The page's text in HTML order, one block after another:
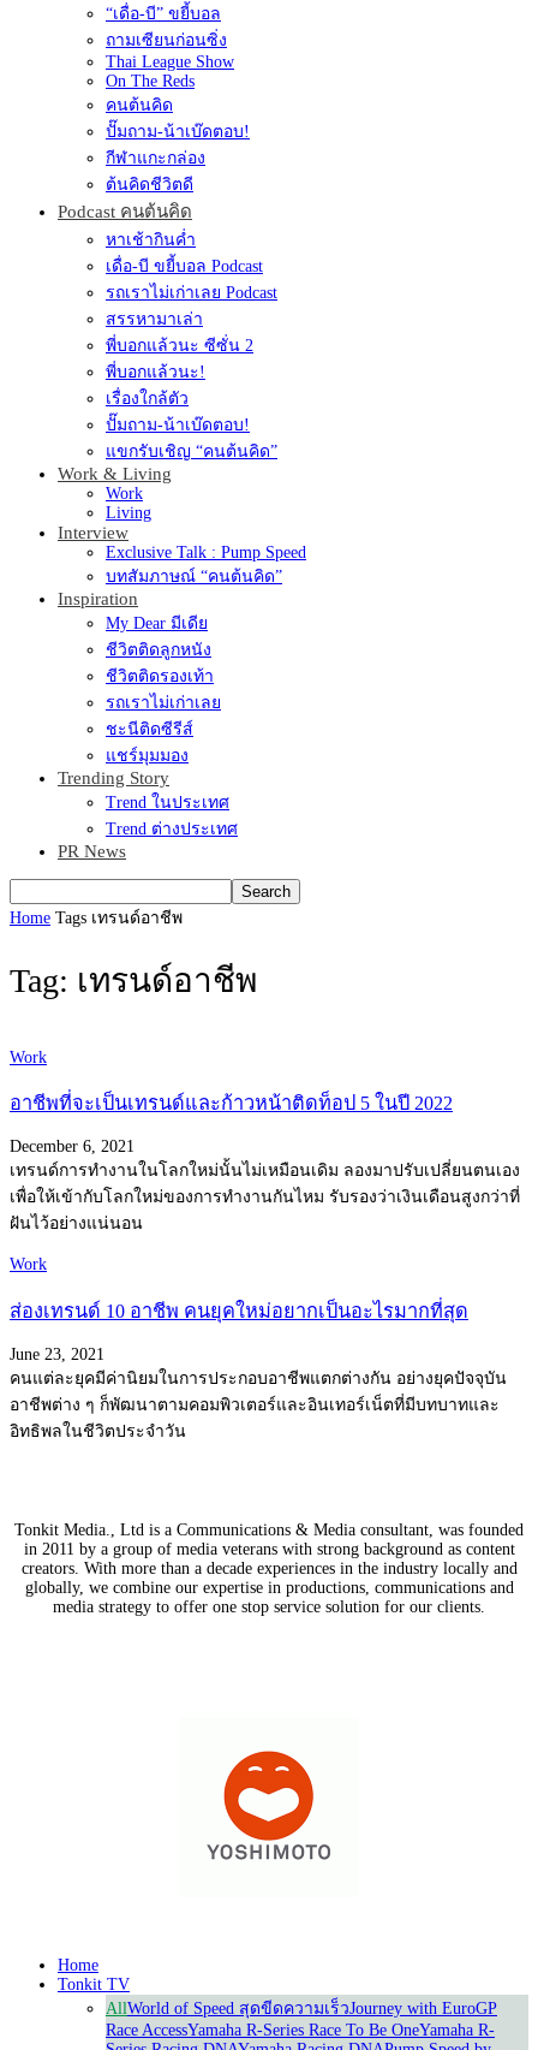
“เดื่อ-บี” ขยี้บอล
ถามเซียนก่อนซิ่ง
Thai League Show
On The Reds
คนต้นคิด
ปั๊มถาม-น้าเบ๊ดตอบ!
กีฬาแกะกล่อง
ต้นคิดชีวิตดี
Podcast คนต้นคิด
หาเช้ากินค่ำ
เดื่อ-บี ขยี้บอล Podcast
รถเราไม่เก่าเลย Podcast
สรรหามาเล่า
พี่บอกแล้วนะ ซีซั่น 2
พี่บอกแล้วนะ!
เรื่องใกล้ตัว
ปั๊มถาม-น้าเบ๊ดตอบ!
แขกรับเชิญ “คนต้นคิด”
Work & Living
Work
Living
Interview
Exclusive Talk : Pump Speed
บทสัมภาษณ์ “คนต้นคิด”
Inspiration
My Dear มีเดีย
ชีวิตติดลูกหนัง
ชีวิตติดรองเท้า
รถเราไม่เก่าเลย
ชะนีติดซีรีส์
แชร์มุมมอง
Trending Story
Trend ในประเทศ
Trend ต่างประเทศ
PR News
Home Tags เทรนด์อาชีพ
Tag: เทรนด์อาชีพ
Work
อาชีพที่จะเป็นเทรนด์และก้าวหน้าติดท็อป 5 ในปี 2022
December 6, 2021
เทรนด์การทำงานในโลกใหม่นั้นไม่เหมือนเดิม ลองมาปรับเปลี่ยนตนเอง
เพื่อให้เข้ากับโลกใหม่ของการทำงานกันไหม รับรองว่าเงินเดือนสูงกว่าที่
ฝันไว้อย่างแน่นอน
Work
ส่องเทรนด์ 10 อาชีพ คนยุคใหม่อยากเป็นอะไรมากที่สุด
June 23, 2021
คนแต่ละยุคมีค่านิยมในการประกอบอาชีพแตกต่างกัน อย่างยุคปัจจุบัน
อาชีพต่าง ๆ ก็พัฒนาตามคอมพิวเตอร์และอินเทอร์เน็ตที่มีบทบาทและ
อิทธิพลในชีวิตประจำวัน
Tonkit Media., Ltd is a Communications & Media consultant, was founded
in 2011 by a group of media veterans with strong background as content
creators. With more than a decade experiences in the industry locally and
globally, we combine our expertise in productions, communications and
media strategy to offer one stop service solution for our clients.
Home
Tonkit TV
AllWorld of Speed สุดขีดความเร็วJourney with EuroGP
Race AccessYamaha R-Series Race To Be OneYamaha R-